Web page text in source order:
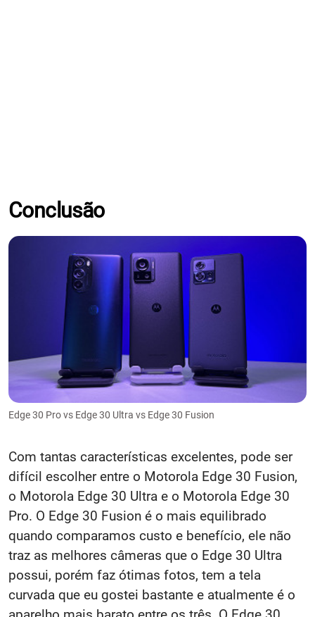
Conclusão
Edge 30 Pro vs Edge 30 Ultra vs Edge 30 Fusion
Com tantas características excelentes, pode ser
difícil escolher entre o Motorola Edge 30 Fusion,
o Motorola Edge 30 Ultra e o Motorola Edge 30
Pro. O Edge 30 Fusion é o mais equilibrado
quando comparamos custo e benefício, ele não
traz as melhores câmeras que o Edge 30 Ultra
possui, porém faz ótimas fotos, tem a tela
curvada que eu gostei bastante e atualmente é o